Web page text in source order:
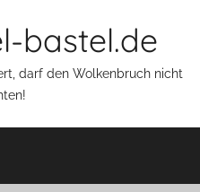
bastel.de
darf den Wolkenbruch nicht